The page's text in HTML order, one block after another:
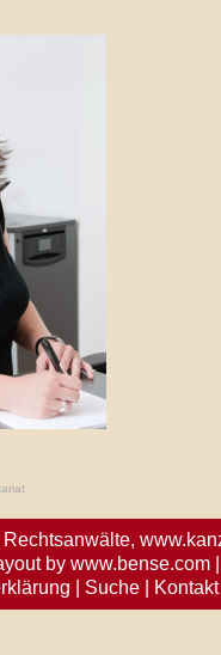
by www.bense.com|
Suche| Kontakt|